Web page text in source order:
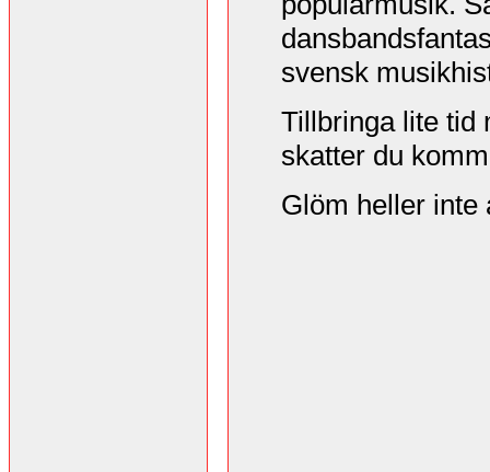
svensk
Tillbringa lite tid
skatter du
Glöm heller